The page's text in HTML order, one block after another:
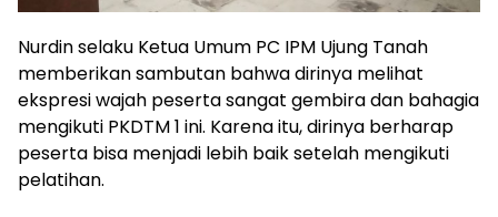
Nurdin selaku Ketua Umum PC IPM Ujung Tanah
memberikan sambutan bahwa dirinya melihat
ekspresi wajah peserta sangat gembira dan bahagia
mengikuti PKDTM 1 ini. Karena itu, dirinya berharap
peserta bisa menjadi lebih baik setelah mengikuti
pelatihan.